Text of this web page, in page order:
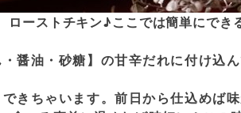
ローストチキン♪ここでは簡単にでき
醤油・砂糖】の甘辛だれに付け込
きちゃいます。前日から仕込めば